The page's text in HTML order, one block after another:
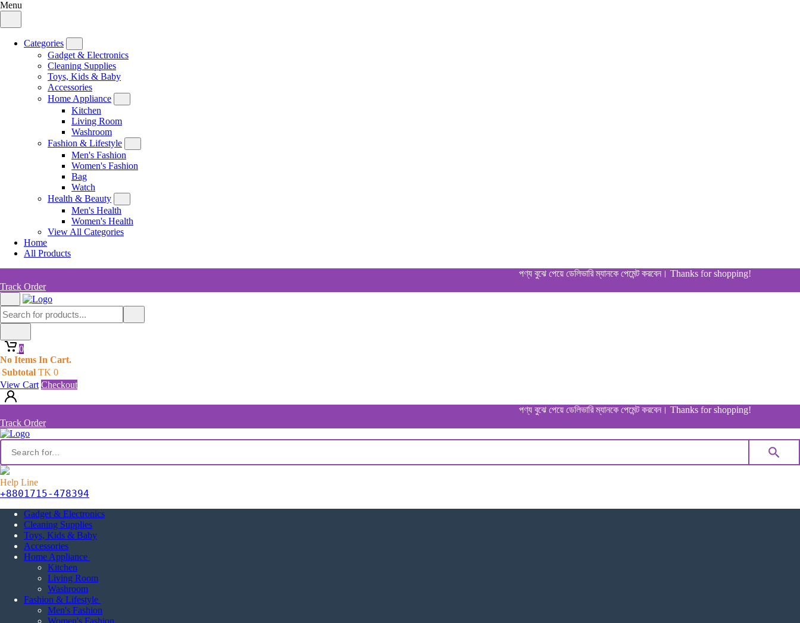
Menu
Categories
Gadget & Electronics
Cleaning Supplies
Toys, Kids & Baby
Accessories
Home Appliance
Kitchen
Living Room
Washroom
Fashion & Lifestyle
Men's Fashion
Women's Fashion
Bag
Watch
Health & Beauty
Men's Health
Women's Health
View All Categories
Home
All Products
পণ্য বুঝে পেয়ে ডেলিভারি ম্যানকে পেমেন্ট করবেন। Thanks for shopping!
Track Order
0
No Items In Cart.
Subtotal TK 0
View Cart Checkout
পণ্য বুঝে পেয়ে ডেলিভারি ম্যানকে পেমেন্ট করবেন। Thanks for shopping!
Track Order
Help Line
+8801715-478394
Gadget & Electronics
Cleaning Supplies
Toys, Kids & Baby
Accessories
Home Appliance
Kitchen
Living Room
Washroom
Fashion & Lifestyle
Men's Fashion
Women's Fashion